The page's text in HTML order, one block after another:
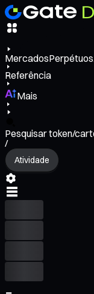
MercadosPerpétuos
Referência
Mais
Pesquisar token/
/
Atividade